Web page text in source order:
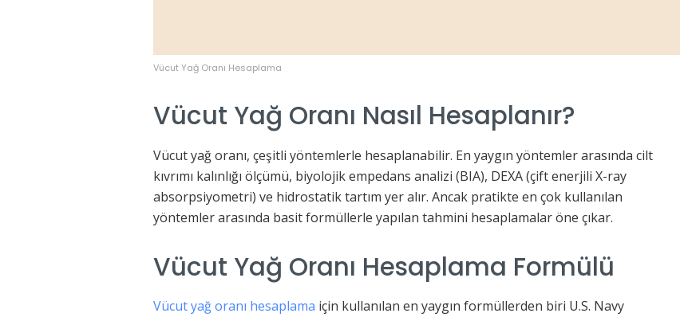
Vücut Yağ Oranı Hesaplama
Vücut Yağ Oranı Nasıl Hesaplanır?
Vücut yağ oranı, çeşitli yöntemlerle hesaplanabilir. En yaygın yöntemler arasında cilt
kıvrımı kalınlığı ölçümü, biyolojik empedans analizi (BIA), DEXA (çift enerjili X-ray
absorpsiyometri) ve hidrostatik tartım yer alır. Ancak pratikte en çok kullanılan
yöntemler arasında basit formüllerle yapılan tahmini hesaplamalar öne çıkar.
Vücut Yağ Oranı Hesaplama Formülü
Vücut yağ oranı hesaplama için kullanılan en yaygın formüllerden biri U.S. Navy